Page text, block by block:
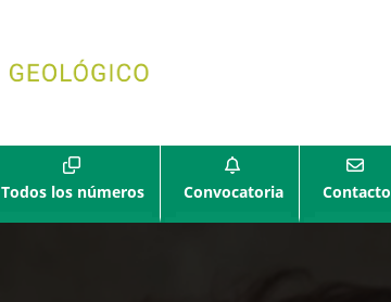
Todos los números Convocatoria Contacto